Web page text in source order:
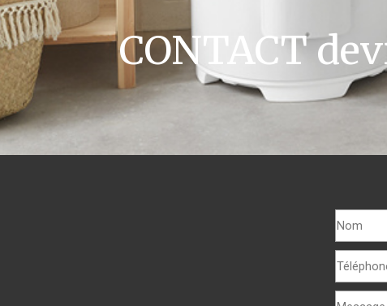
CONTACT